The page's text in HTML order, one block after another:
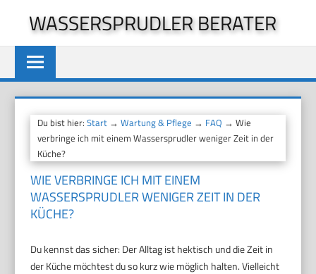
springen
WASSERSPRUDLER BERATER
Du bist hier:Start →Wartung & Pflege → FAQ → Wie
verbringe ich mit einem Wassersprudler weniger Zeit in der
Küche?
WIE VERBRINGE ICH MIT EINEM
WASSERSPRUDLER WENIGER ZEIT IN DER
KÜCHE?
Du kennst das sicher: Der Alltag ist hektisch und die Zeit in
der Küche möchtest du so kurz wie möglich halten. Vielleicht